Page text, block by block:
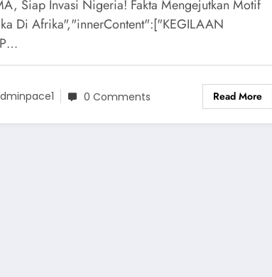
Siap Invasi Nigeria! Fakta Mengejutkan Motif
Di Afrika","innerContent":["KEGILAAN
0 Comments Read More